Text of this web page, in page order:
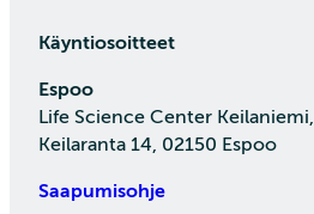
Käyntiosoitteet
Espoo
Life Science Center Keilaniemi,
Keilaranta 14, 02150 Espoo
Saapumisohje